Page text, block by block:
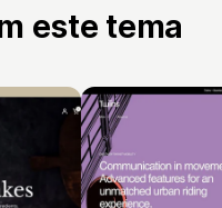
este tema